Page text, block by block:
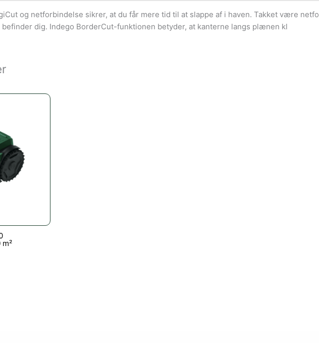
og netforbindelse sikrer, at du får mere tid til at slappe af i haven. Takket være
befinder dig. Indego BorderCut-funktionen betyder, at kanterne langs plænen kl